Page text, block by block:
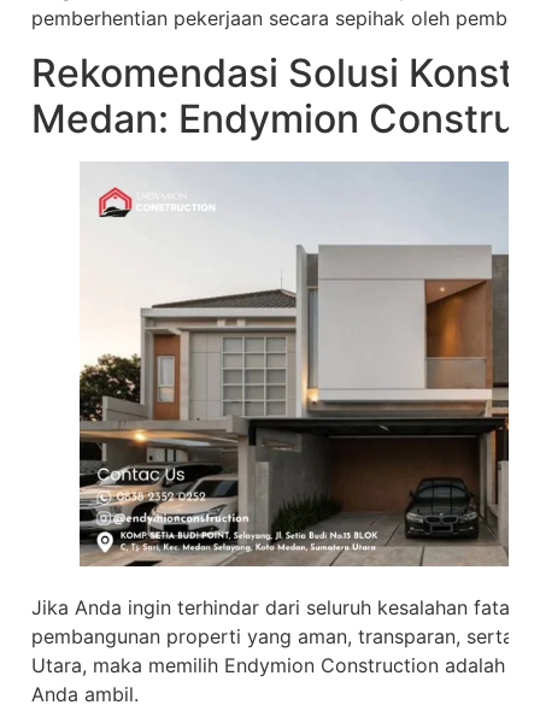
pemberhentian pekerjaan secara sepihak oleh
Rekomendasi Solusi
Medan: Endymion
Jika Anda ingin terhindar dari seluruh kesalahan fatal
pembangunan properti yang aman, transparan, serta
Utara, maka memilih Endymion Construction adalah
Anda ambil.